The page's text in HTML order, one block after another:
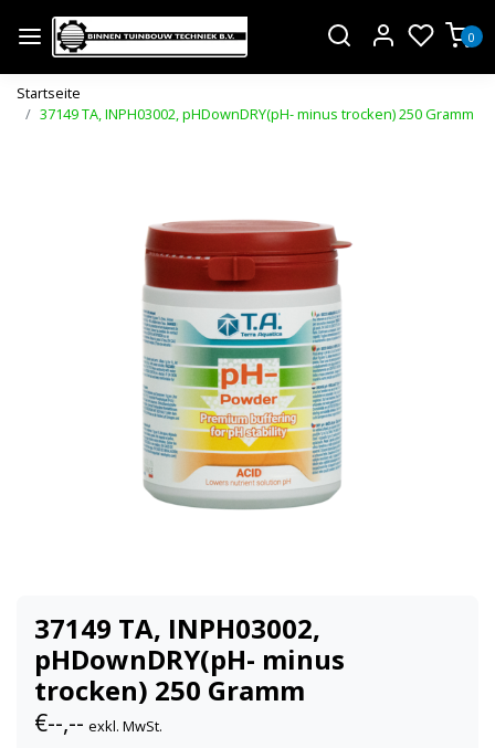
0
Startseite
37149 TA, INPH03002, pHDownDRY(pH- minus trocken) 250 Gramm
37149 TA, INPH03002,
pHDownDRY(pH- minus
trocken) 250 Gramm
€--,-- exkl. MwSt.